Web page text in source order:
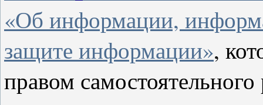
«Об информации,
защите информации»,
правом